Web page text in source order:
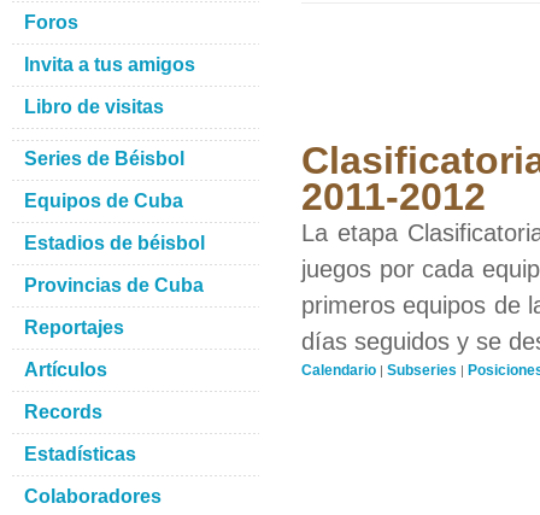
2011-2012
La etapa
juegos por cada
primeros equipos de
días seguidos y se
Calendario | Subseries |
Foros
Invita a tus amigos
Libro de visitas
Series de Béisbol
Equipos de Cuba
Estadios de béisbol
Provincias de Cuba
Reportajes
Artículos
Records
Estadísticas
Colaboradores